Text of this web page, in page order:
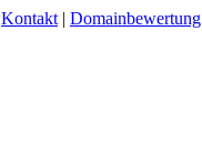
Kontakt | Domainbewertung